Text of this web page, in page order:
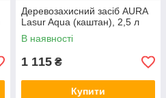
Деревозахисний засіб AURA
Lasur Aqua (каштан), 2,5 л
В наявності
1 115 ₴
Купити